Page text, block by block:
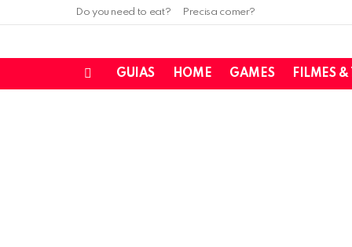
Do you need to eat? Precisa comer?
GUIAS HOME GAMES FILMES &